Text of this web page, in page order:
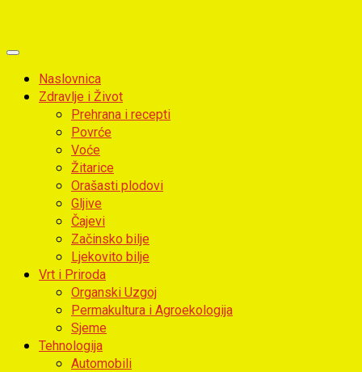
Primary
MenuNaslovnica
Zdravlje i Život
Prehrana i recepti
Povrće
Voće
Žitarice
Orašasti plodovi
Gljive
Čajevi
Začinsko bilje
Ljekovito bilje
Vrt i Priroda
Organski Uzgoj
Permakultura i Agroekologija
Sjeme
Tehnologija
Automobili